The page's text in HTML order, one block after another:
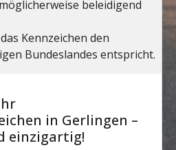
in Gerlingen –
einzigartig!